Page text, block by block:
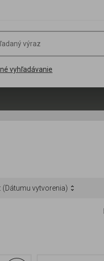
vyhľadávanie
(Dátumu vytvorenia)